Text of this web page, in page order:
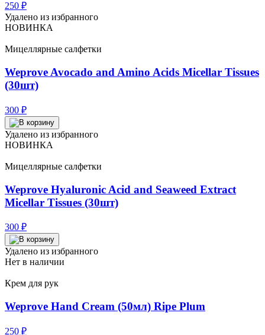
250 ₽
Удалено из избранного
НОВИНКА
Мицеллярные салфетки
Weprove Avocado and Amino Acids Micellar Tissues
(30шт)
300 ₽
Удалено из избранного
НОВИНКА
Мицеллярные салфетки
Weprove Hyaluronic Acid and Seaweed Extract
Micellar Tissues (30шт)
300 ₽
Удалено из избранного
Нет в наличии
Крем для рук
Weprove Hand Cream (50мл) Ripe Plum
250 ₽